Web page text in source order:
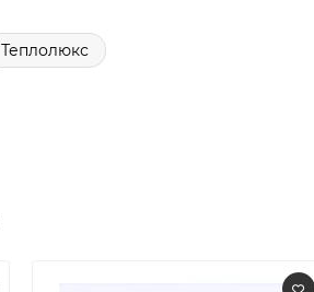
Теплолюкс